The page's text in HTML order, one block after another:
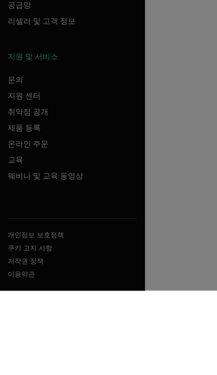
공급망
리셀러 및 고객 정보
지원 및 서비스
문의
지원 센터
취약점 공개
제품 등록
온라인 주문
교육
웨비나 및 교육 동영상
개인정보 보호정책
쿠키 고지 사항
저작권 정책
이용약관